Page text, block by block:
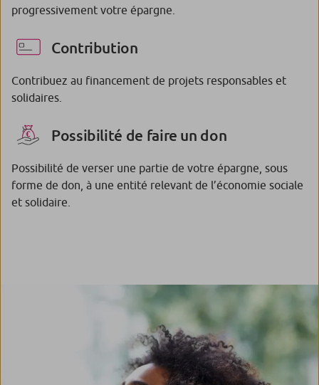
progressivement votre épargne.
Contribution
Contribuez au financement de projets responsables et
solidaires.
Possibilité de faire un don
Possibilité de verser une partie de votre épargne, sous
forme de don, à une entité relevant de l’économie sociale
et solidaire.